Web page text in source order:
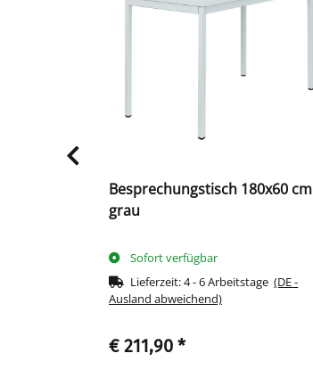
Besprechungstisch 180x60 cm
grau
Sofort verfügbar
Lieferzeit:4 - 6 Arbeitstage(DE -
Ausland abweichend)
€ 211,90 *